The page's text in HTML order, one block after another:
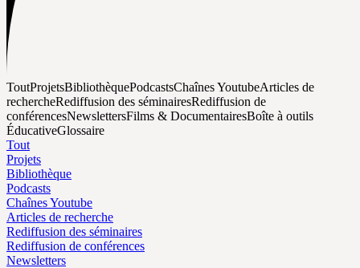
ToutProjetsBibliothèquePodcastsChaînes YoutubeArticles de
rechercheRediffusion des séminairesRediffusion de
conférencesNewslettersFilms & DocumentairesBoîte à outils
ÉducativeGlossaire
Tout
Projets
Bibliothèque
Podcasts
Chaînes Youtube
Articles de recherche
Rediffusion des séminaires
Rediffusion de conférences
Newsletters